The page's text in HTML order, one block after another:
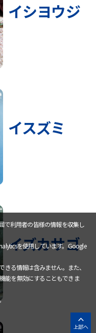
イシヨウジ
イスズミ
イズカサゴ
上部へ
で利用者の皆様の情報を収集し
を使用しています。Google
る情報は含みません。また、
能を無効にすることもできま